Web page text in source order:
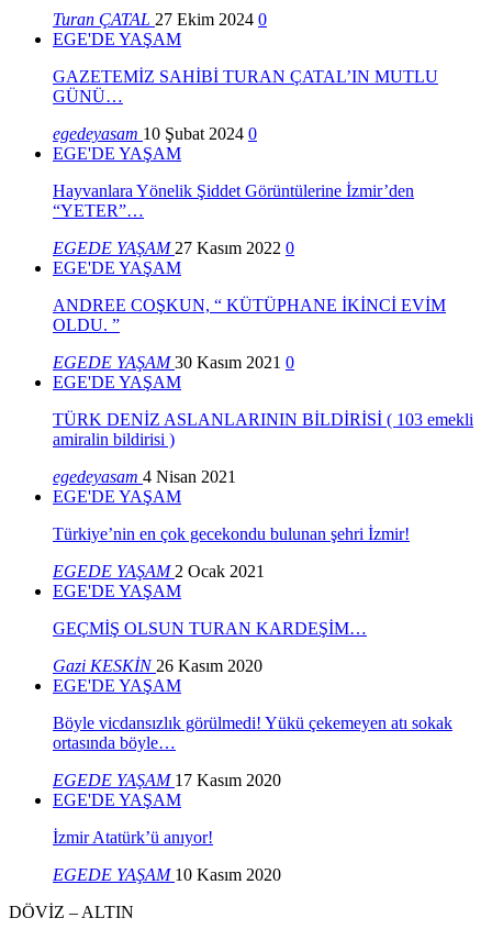
Turan ÇATAL 27 Ekim 2024 0
EGE'DE YAŞAM
GAZETEMİZ SAHİBİ TURAN ÇATAL’IN MUTLU
GÜNÜ…
egedeyasam 10 Şubat 2024 0
EGE'DE YAŞAM
Hayvanlara Yönelik Şiddet Görüntülerine İzmir’den
“YETER”…
EGEDE YAŞAM 27 Kasım 2022 0
EGE'DE YAŞAM
ANDREE COŞKUN, “ KÜTÜPHANE İKİNCİ EVİM
OLDU. ”
EGEDE YAŞAM30 Kasım 2021 0
EGE'DE YAŞAM
TÜRK DENİZ ASLANLARININ BİLDİRİSİ ( 103 emekli
amiralin bildirisi )
egedeyasam 4 Nisan 2021
EGE'DE YAŞAM
Türkiye’nin en çok gecekondu bulunan şehri İzmir!
EGEDE YAŞAM 2 Ocak 2021
EGE'DE YAŞAM
GEÇMİŞ OLSUN TURAN KARDEŞİM…
Gazi KESKİN 26 Kasım 2020
EGE'DE YAŞAM
Böyle vicdansızlık görülmedi! Yükü çekemeyen atı sokak
ortasında böyle…
EGEDE YAŞAM 17 Kasım 2020
EGE'DE YAŞAM
İzmir Atatürk’ü anıyor!
EGEDE YAŞAM 10 Kasım 2020
DÖVİZ – ALTIN